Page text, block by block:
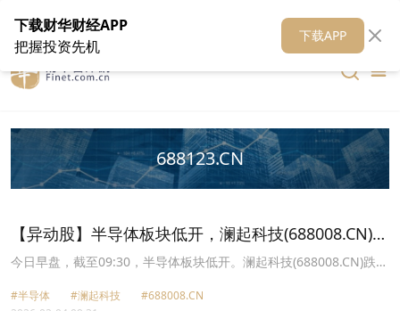
在线客服 关于我们 财华媒体矩阵 财华智库
688123.CN
【异动股】半导体板块低开，澜起科技(688008.CN)跌
6.81%
今日早盘，截至09:30，半导体板块低开。澜起科技(688008.CN)跌
辰股份(688123.CN)跌5.59%报154.12元，芯导科技(688230.CN)跌
#半导体 #澜起科技
#688008.CN
下载财华财经APP
把握投资先机
下载APP